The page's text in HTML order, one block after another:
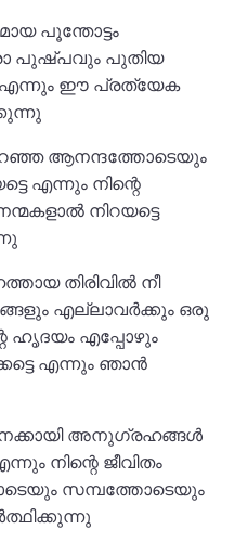
പൂന്തോട്ടം
പുഷ്പവും പുതിയ
എന്നും ഈ പ്രത്യേക
ആനന്ദത്തോടെയും
എന്നും നിന്റെ
നിറയട്ടെ
തിരിവിൽ നീ
എല്ലാവർക്കും ഒരു
ഹൃദയം എപ്പോഴും
എന്നും ഞാൻ
അനുഗ്രഹങ്ങൾ
നിന്റെ ജീവിതം
സമ്പത്തോടെയും